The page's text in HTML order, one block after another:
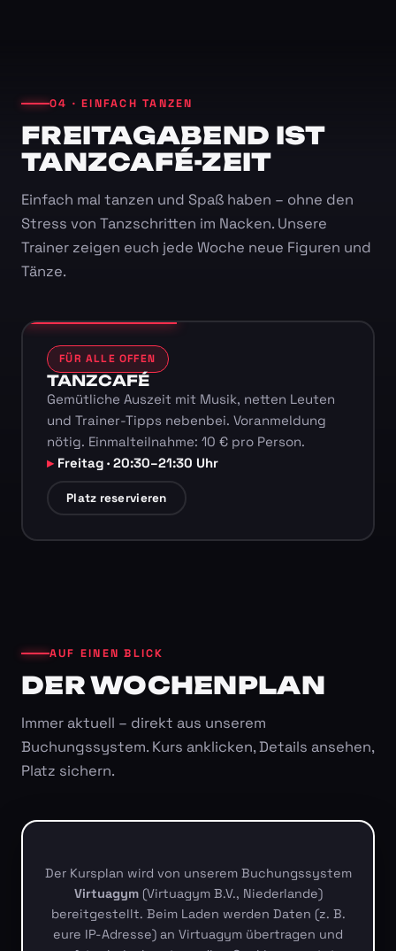
04 · EINFACH TANZEN
FREITAGABEND IST
TANZCAFÉ-ZEIT
Einfach mal tanzen und Spaß haben – ohne den
Stress von Tanzschritten im Nacken. Unsere
Trainer zeigen euch jede Woche neue Figuren und
Tänze.
FÜR ALLE OFFEN
TANZCAFÉ
Gemütliche Auszeit mit Musik, netten Leuten
und Trainer-Tipps nebenbei. Voranmeldung
nötig. Einmalteilnahme: 10 € pro Person.
Freitag · 20:30–21:30 Uhr
Platz reservieren
AUF EINEN BLICK
DER WOCHENPLAN
Immer aktuell – direkt aus unserem
Buchungssystem. Kurs anklicken, Details ansehen,
Platz sichern.
Der Kursplan wird von unserem Buchungssystem
Virtuagym(Virtuagym B.V., Niederlande)
bereitgestellt. Beim Laden werden Daten (z. B.
eure IP-Adresse) an Virtuagym übertragen und